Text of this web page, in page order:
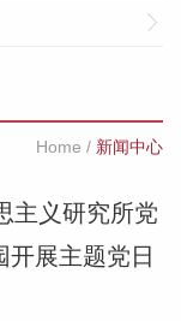
Home / 新闻中心
主义研究所党
展主题党日